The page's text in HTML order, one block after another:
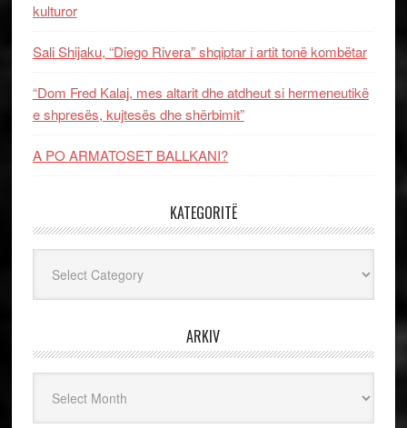
kulturor
Sali Shijaku, “Diego Rivera” shqiptar i artit tonë kombëtar
“Dom Fred Kalaj, mes altarit dhe atdheut si hermeneutikë
e shpresës, kujtesës dhe shërbimit”
A PO ARMATOSET BALLKANI?
KATEGORITË
ARKIV